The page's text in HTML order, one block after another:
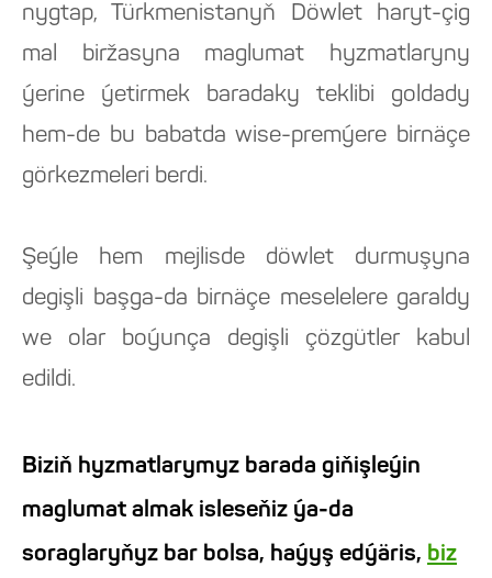
nygtap, Türkmenistanyň Döwlet haryt-çig
mal biržasyna maglumat hyzmatlaryny
ýerine ýetirmek baradaky teklibi goldady
hem-de bu babatda wise-premýere birnäçe
görkezmeleri berdi.
Şeýle hem mejlisde döwlet durmuşyna
degişli başga-da birnäçe meselelere garaldy
we olar boýunça degişli çözgütler kabul
edildi.
Biziň hyzmatlarymyz barada giňişleýin
maglumat almak isleseňiz ýa-da
soraglaryňyz bar bolsa, haýyş edýäris, biz